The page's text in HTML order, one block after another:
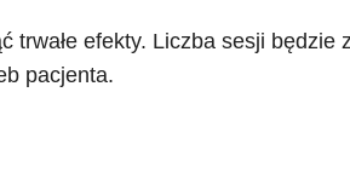
efekty. Liczba sesji będzie
pacjenta.